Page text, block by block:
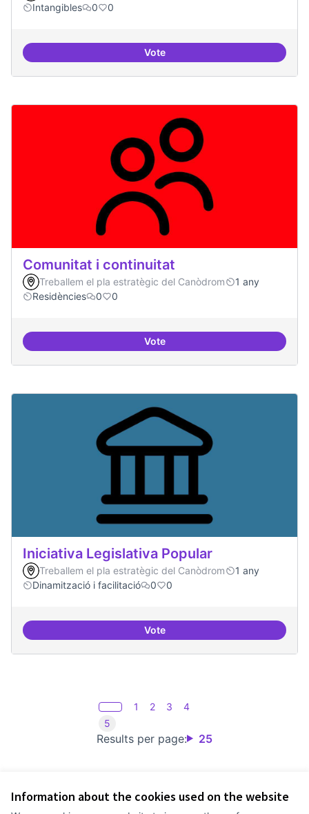
Information about the cookies used on the website
Intangibles
0 0
VoteAntenes Ateneu a altres punts
Comunitat i continuitat
Treballem el pla estratègic del Canòdrom
1 any
Residències
0 0
VoteComunitat i continuitat
Iniciativa Legislativa Popular
Treballem el pla estratègic del Canòdrom
1 any
Dinamització i facilitació
0 0
VoteIniciativa Legislativa Popular
Results per page: 25
1 2 3
4
5